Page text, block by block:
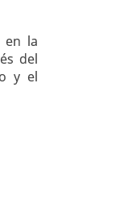
en la
del
y el